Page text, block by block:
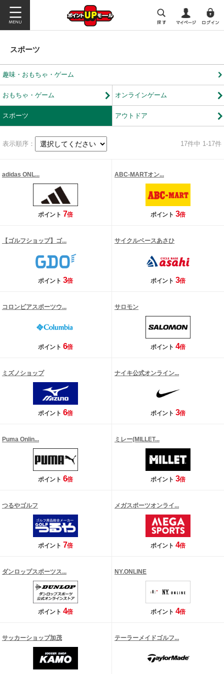
スポーツ
趣味・おもちゃ・ゲーム
おもちゃ・ゲーム オンラインゲーム
スポーツ アウトドア
表示順序： 17件中 1-17件
adidas ONL...
ポイント 7倍
ABC-MARTオン...
ポイント 3倍
【ゴルフショップ】ゴ...
ポイント 3倍
サイクルベースあさひ
ポイント 3倍
コロンビアスポーツウ...
ポイント 6倍
サロモン
ポイント 4倍
ミズノショップ
ポイント 6倍
ナイキ公式オンライン...
ポイント 3倍
Puma Onlin...
ポイント 6倍
ミレー(MILLET...
ポイント 3倍
つるやゴルフ
ポイント 7倍
メガスポーツオンライ...
ポイント 4倍
ダンロップスポーツス...
ポイント 4倍
NY.ONLINE
ポイント 4倍
サッカーショップ加茂 テーラーメイドゴルフ...